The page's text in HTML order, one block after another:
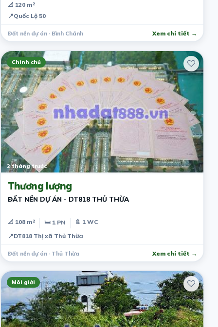
📐 120 m²
📍Quốc Lộ 50
Đất nền dự án · Bình Chánh Xem chi tiết →
Chính chủ
2 tháng trước
Thương lượng
ĐẤT NỀN DỰ ÁN - DT818 THỦ THỪA
📐 108 m² 🛏 1 PN
🚿 1 WC
📍DT818 Thị xã Thủ Thừa
Đất nền dự án · Thủ Thừa Xem chi tiết →
Môi giới